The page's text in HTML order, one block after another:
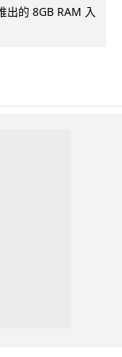
出的 8GB RAM 入